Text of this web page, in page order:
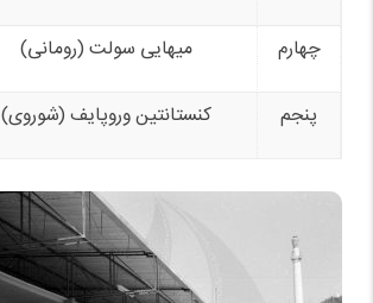
چهارم میهایی سولت (رومانی)
پنجم کنستانتین وروپایف (شوروی)